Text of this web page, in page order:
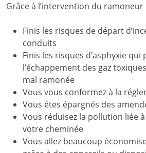
Grâce à l’intervention du ramoneur
Finis les risques de départ
conduits
Finis les risques d’asphyxie
l’échappement des gaz
mal ramonée
Vous vous conformez à la
Vous êtes épargnés des
Vous réduisez la pollution liée
votre cheminée
Vous allez beaucoup